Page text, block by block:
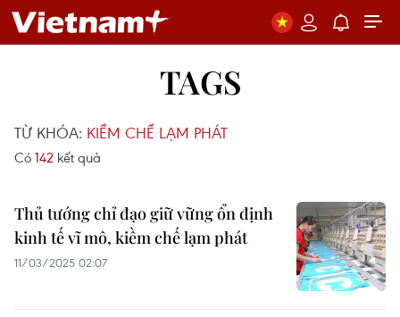
TAGS
TỪ KHÓA: KIỀM CHẾ LẠM PHÁT
Có 142 kết quả
Thủ tướng chỉ đạo giữ vững ổn định
kinh tế vĩ mô, kiềm chế lạm phát​
11/03/2025 02:07